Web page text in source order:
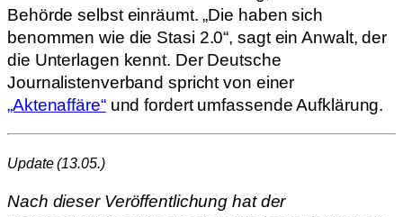
Behörde selbst einräumt. „Die haben sich
benommen wie die Stasi 2.0“, sagt ein Anwalt, der
die Unterlagen kennt. Der Deutsche
Journalistenverband spricht von einer
„Aktenaffäre“und fordert umfassende Aufklärung.
Update (13.05.)
Nach dieser Veröffentlichung hat der